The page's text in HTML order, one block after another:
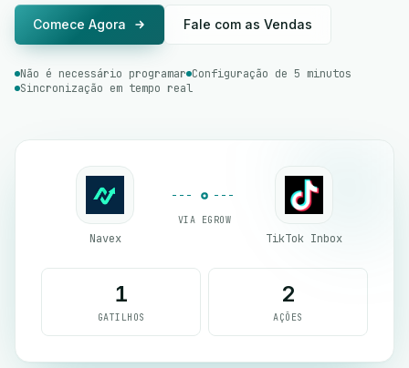
Comece Agora Fale com as Vendas
Não é necessário programar Configuração de 5 minutos
Sincronização em tempo real
Navex
VIA EGROW
TikTok Inbox
1
GATILHOS
2
AÇÕES